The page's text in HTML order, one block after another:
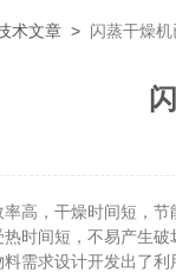
术文章 > 闪蒸干燥
，干燥时间短，节
时间短，不易产生
需求设计开发出了